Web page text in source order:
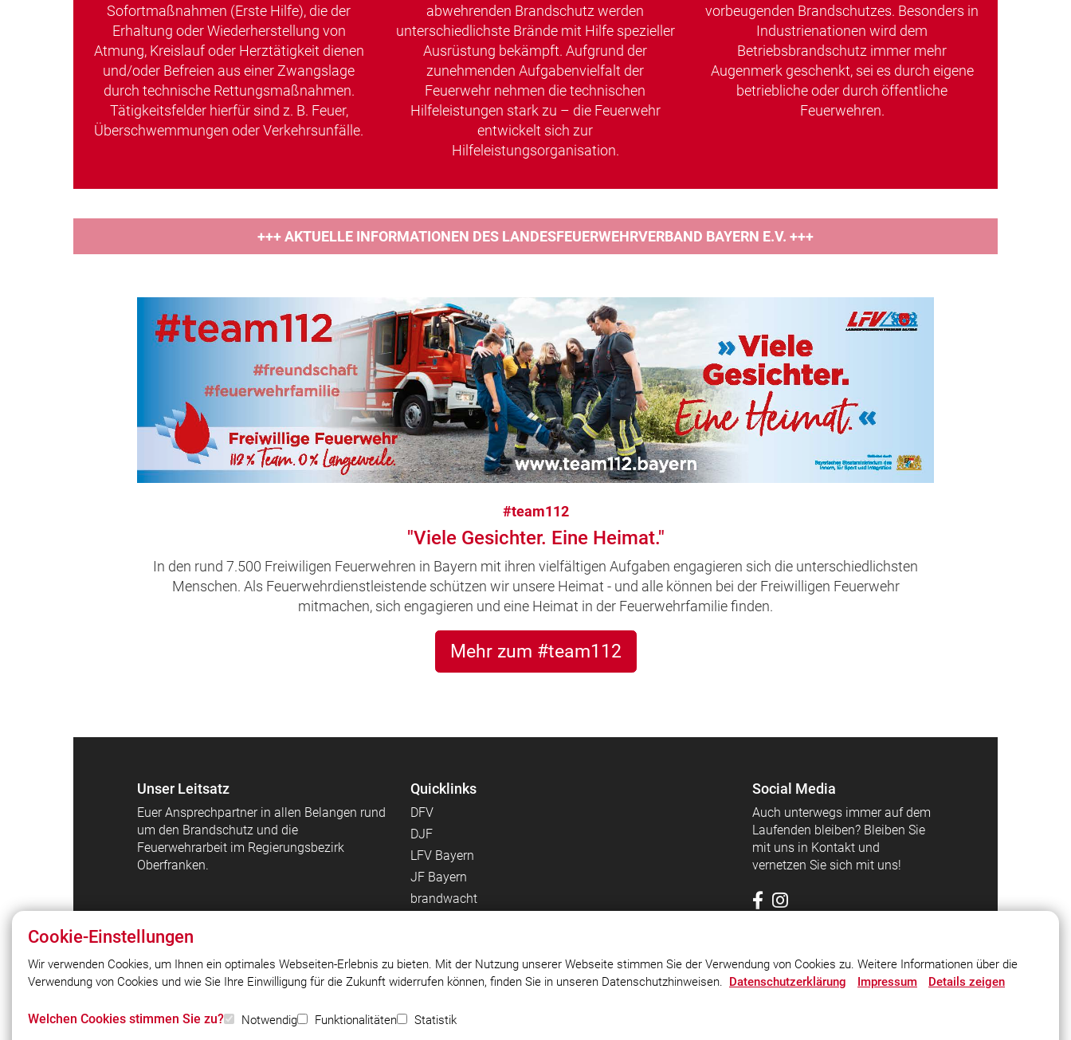
Sofortmaßnahmen (Erste Hilfe), die der
Erhaltung oder Wiederherstellung von
Atmung, Kreislauf oder Herztätigkeit dienen
und/oder Befreien aus einer Zwangslage
durch technische Rettungsmaßnahmen.
Tätigkeitsfelder hierfür sind z. B. Feuer,
Überschwemmungen oder Verkehrsunfälle.
abwehrenden Brandschutz werden
unterschiedlichste Brände mit Hilfe spezieller
Ausrüstung bekämpft. Aufgrund der
zunehmenden Aufgabenvielfalt der
Feuerwehr nehmen die technischen
Hilfeleistungen stark zu – die Feuerwehr
entwickelt sich zur
Hilfeleistungsorganisation.
vorbeugenden Brandschutzes. Besonders in
Industrienationen wird dem
Betriebsbrandschutz immer mehr
Augenmerk geschenkt, sei es durch eigene
betriebliche oder durch öffentliche
Feuerwehren.
+++ AKTUELLE INFORMATIONEN DES LANDESFEUERWEHRVERBAND BAYERN E.V. +++
#team112
"Viele Gesichter. Eine Heimat."
In den rund 7.500 Freiwiligen Feuerwehren in Bayern mit ihren vielfältigen Aufgaben engagieren sich die unterschiedlichsten
Menschen. Als Feuerwehrdienstleistende schützen wir unsere Heimat - und alle können bei der Freiwilligen Feuerwehr
mitmachen, sich engagieren und eine Heimat in der Feuerwehrfamilie finden.
Mehr zum #team112
Unser Leitsatz
Euer Ansprechpartner in allen Belangen rund
um den Brandschutz und die
Feuerwehrarbeit im Regierungsbezirk
Oberfranken.
Quicklinks
DFV
DJF
LFV Bayern
JF Bayern
brandwacht
Erwachsenenleistungsmarsch OFR
Social Media
Auch unterwegs immer auf dem
Laufenden bleiben? Bleiben Sie
mit uns in Kontakt und
vernetzen Sie sich mit uns!
Oberfranken e.V.
Cookie-Einstellungen
Wir verwenden Cookies, um Ihnen ein optimales Webseiten-Erlebnis zu bieten. Mit der Nutzung unserer Webseite stimmen Sie der Verwendung von Cookies zu. Weitere Informationen über die
Verwendung von Cookies und wie Sie Ihre Einwilligung für die Zukunft widerrufen können, finden Sie in unseren Datenschutzhinweisen. Datenschutzerklärung Impressum Details zeigen
Welchen Cookies stimmen Sie zu? Notwendig Funktionalitäten Statistik